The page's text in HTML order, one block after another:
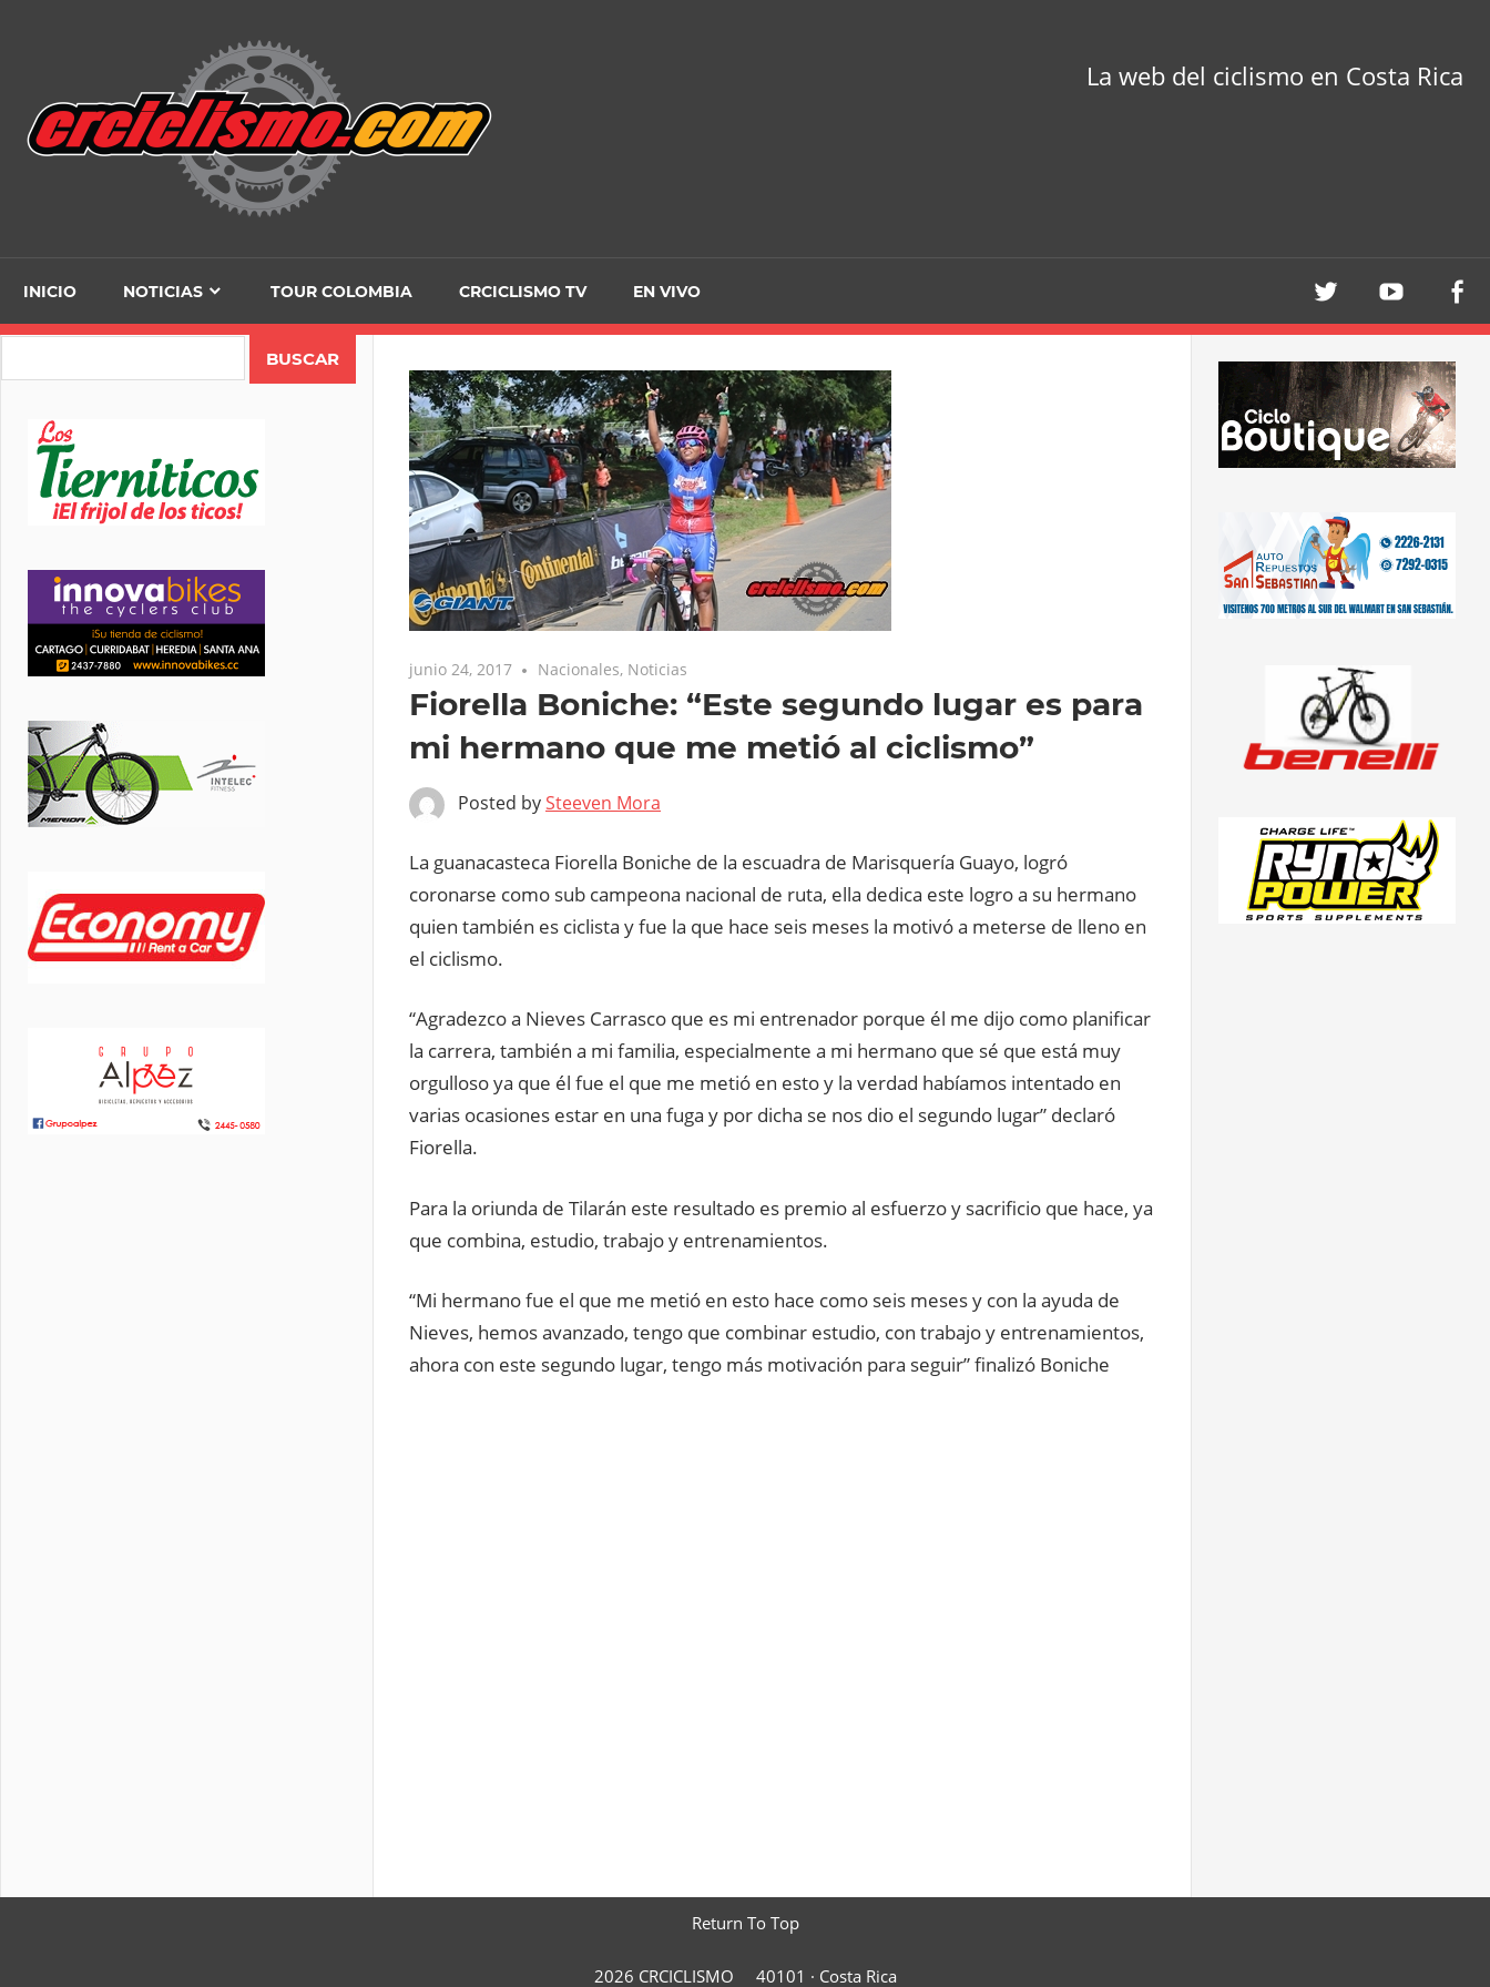
La web del ciclismo en Costa Rica
INICIO NOTICIAS TOUR COLOMBIA CRCICLISMO TV EN VIVO
junio 24, 2017 Nacionales, Noticias
Fiorella Boniche: “Este segundo lugar es para
mi hermano que me metió al ciclismo”
Posted bySteeven Mora
La guanacasteca Fiorella Boniche de la escuadra de Marisquería Guayo, logró
coronarse como sub campeona nacional de ruta, ella dedica este logro a su hermano
quien también es ciclista y fue la que hace seis meses la motivó a meterse de lleno en
el ciclismo.
“Agradezco a Nieves Carrasco que es mi entrenador porque él me dijo como planificar
la carrera, también a mi familia, especialmente a mi hermano que sé que está muy
orgulloso ya que él fue el que me metió en esto y la verdad habíamos intentado en
varias ocasiones estar en una fuga y por dicha se nos dio el segundo lugar” declaró
Fiorella.
Para la oriunda de Tilarán este resultado es premio al esfuerzo y sacrificio que hace, ya
que combina, estudio, trabajo y entrenamientos.
“Mi hermano fue el que me metió en esto hace como seis meses y con la ayuda de
Nieves, hemos avanzado, tengo que combinar estudio, con trabajo y entrenamientos,
ahora con este segundo lugar, tengo más motivación para seguir” finalizó Boniche
Return To Top
2026 CRCICLISMO 40101 · Costa Rica